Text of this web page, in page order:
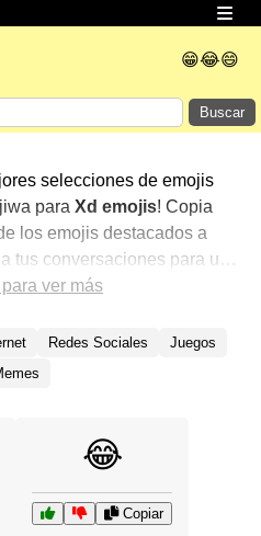
😁😂😄
Buscar
selecciones de emojis
para Xd emojis! Copia
los emojis destacados a
tus conversaciones para un
seleccionado una variedad
otras categorías para
de expresar
ver más
Redes Sociales
Juegos
😂
Copiar